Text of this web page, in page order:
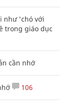
như 'chó với
trong giáo dục
cần nhớ
106